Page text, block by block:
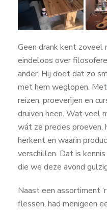
Geen drank kent zoveel
eindeloos over
ander. Hij doet dat zo
met hem weglopen. Met
reizen, proeverijen en
druiven heen. Wat veel
wát ze precies proeven,
herkent en waarin
verschillen. Dat is
die we deze avond
Naast een assortiment
flessen, had menigeen